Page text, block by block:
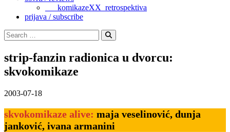
___komikazeXX_retrospektiva
prijava / subscribe
Search
for:
Search
strip-fanzin radionica u dvorcu:
skvokomikaze
2003-07-18
skvokomikaze alive: maja veselinović, dunja
janković, ivana armanini